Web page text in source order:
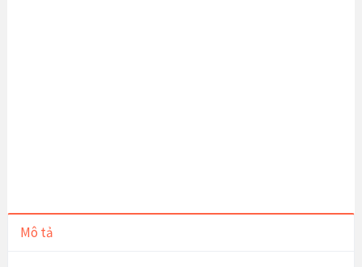
Mô tả